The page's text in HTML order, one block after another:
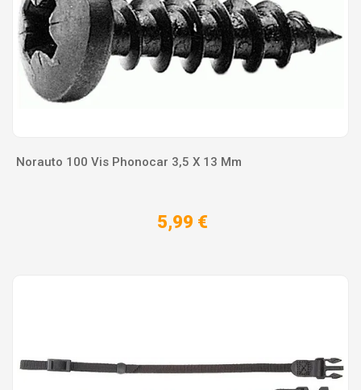
Norauto 100 Vis Phonocar 3,5 X 13 Mm
5,99 €